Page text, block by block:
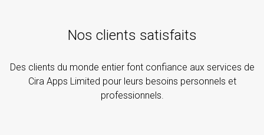
Nos clients satisfaits
Des clients du monde entier font confiance aux services de
Cira Apps Limited pour leurs besoins personnels et
professionnels.